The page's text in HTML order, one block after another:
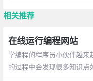
相关推荐
在线运行编程网站
学编程的程序员小伙伴越来
的过程中会发现很多知识点